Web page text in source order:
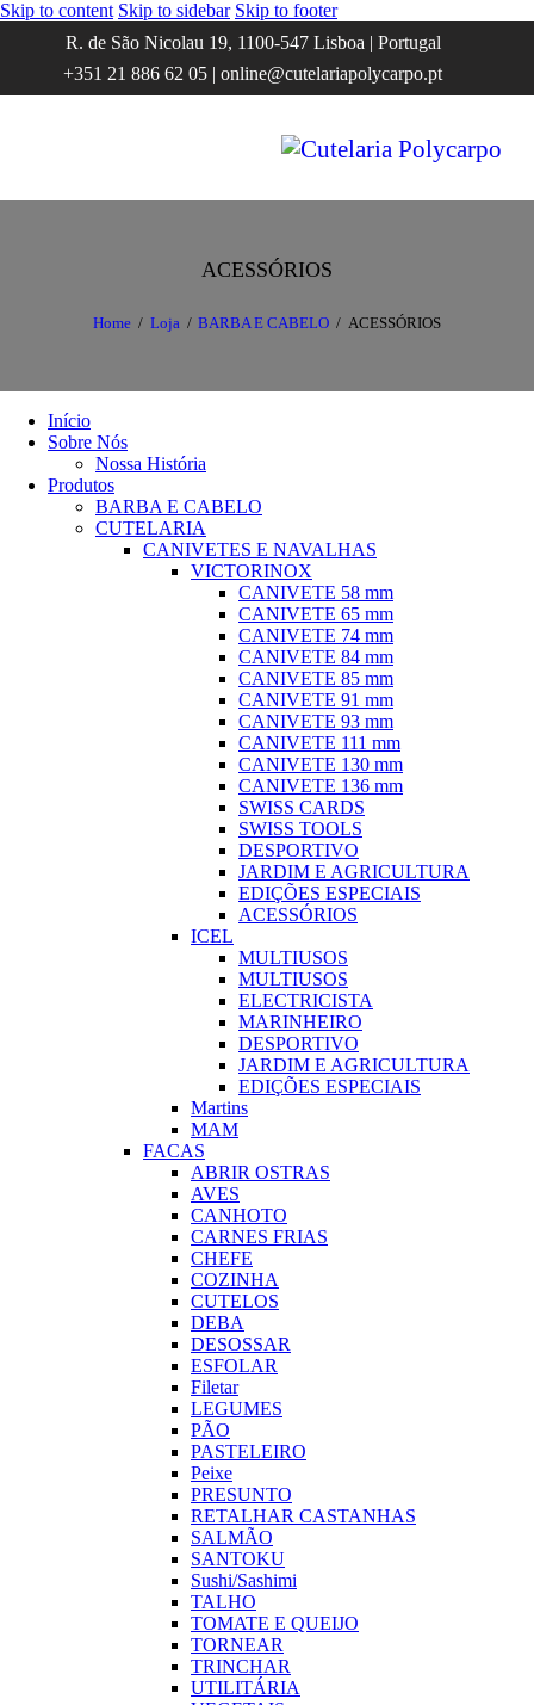
Skip to content Skip to sidebar Skip to footer
R. de São Nicolau 19, 1100-547 Lisboa | Portugal
+351 21 886 62 05 | online@cutelariapolycarpo.pt
ACESSÓRIOS
Home Loja BARBA E CABELO ACESSÓRIOS
Início
Sobre Nós
Nossa História
Produtos
BARBA E CABELO
CUTELARIA
CANIVETES E NAVALHAS
VICTORINOX
CANIVETE 58 mm
CANIVETE 65 mm
CANIVETE 74 mm
CANIVETE 84 mm
CANIVETE 85 mm
CANIVETE 91 mm
CANIVETE 93 mm
CANIVETE 111 mm
CANIVETE 130 mm
CANIVETE 136 mm
SWISS CARDS
SWISS TOOLS
DESPORTIVO
JARDIM E AGRICULTURA
EDIÇÕES ESPECIAIS
ACESSÓRIOS
ICEL
MULTIUSOS
MULTIUSOS
ELECTRICISTA
MARINHEIRO
DESPORTIVO
JARDIM E AGRICULTURA
EDIÇÕES ESPECIAIS
Martins
MAM
FACAS
ABRIR OSTRAS
AVES
CANHOTO
CARNES FRIAS
CHEFE
COZINHA
CUTELOS
DEBA
DESOSSAR
ESFOLAR
Filetar
LEGUMES
PÃO
PASTELEIRO
Peixe
PRESUNTO
RETALHAR CASTANHAS
SALMÃO
SANTOKU
Sushi/Sashimi
TALHO
TOMATE E QUEIJO
TORNEAR
TRINCHAR
UTILITÁRIA